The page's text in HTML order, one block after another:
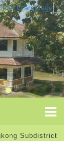
Subdistrict
Language▼